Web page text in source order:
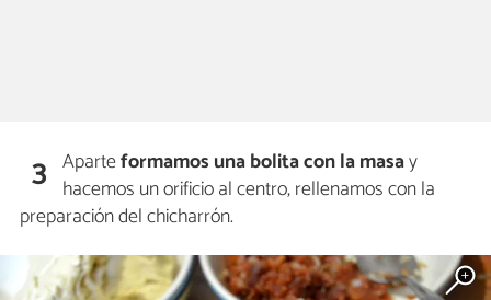
3 Aparteformamos una bolita con la masay
hacemos un orificio al centro, rellenamos con la
preparación del chicharrón.